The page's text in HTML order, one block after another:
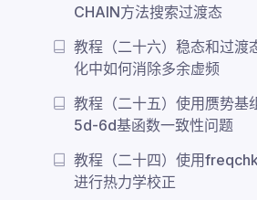
CHAIN方法搜索过渡态
教程（二十六）稳态和过渡
化中如何消除多余虚频
教程（二十五）使用赝势基
5d-6d基函数一致性问题
教程（二十四）使用
进行热力学校正